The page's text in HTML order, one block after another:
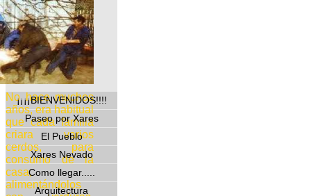
No hace muchos
años, era habitual
que cada familia
criara varios
cerdos, para
consumo de la
casa,
alimentándolos
¡¡¡¡BIENVENIDOS!!!!
Paseo por Xares
El Pueblo
Xares Nevado
Como llegar.....
Arquitectura